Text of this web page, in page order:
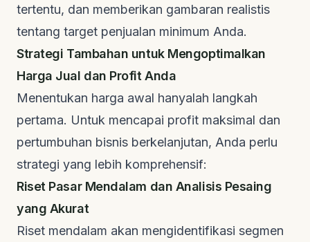
tertentu, dan memberikan gambaran realistis
tentang target penjualan minimum Anda.
Strategi Tambahan untuk Mengoptimalkan
Harga Jual dan Profit Anda
Menentukan harga awal hanyalah langkah
pertama. Untuk mencapai profit maksimal dan
pertumbuhan bisnis berkelanjutan, Anda perlu
strategi yang lebih komprehensif:
Riset Pasar Mendalam dan Analisis Pesaing
yang Akurat
Riset mendalam akan mengidentifikasi segmen